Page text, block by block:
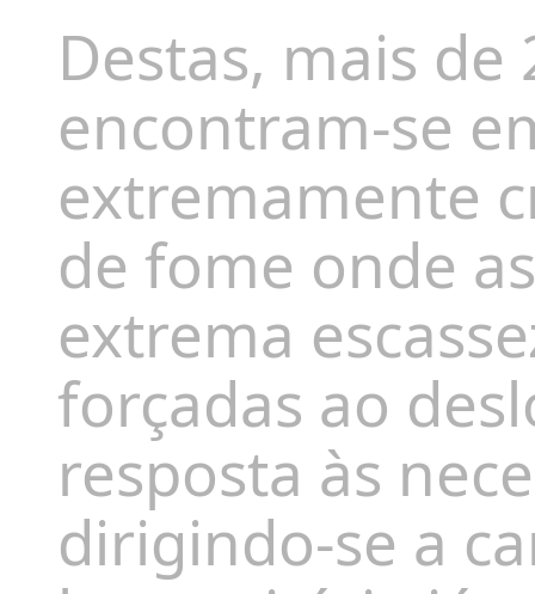
Destas, mais
encontram-se
extremamente
de fome onde
extrema
forçadas ao
resposta às
dirigindo-se a